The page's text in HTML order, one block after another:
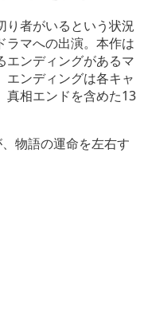
り者がいるという状況
ラマへの出演。本作は
エンディングがあるマ
エンディングは各キャ
真相エンドを含めた13
物語の運命を左右す